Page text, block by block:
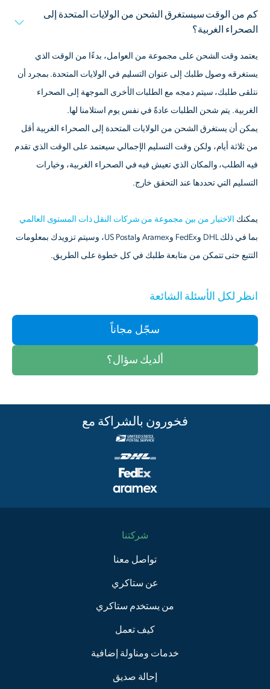
كم من الوقت سيستغرق الشحن من الولايات المتحدة إلى
الصحراء الغربية؟
يعتمد وقت الشحن على مجموعة من العوامل، بدءًا من الوقت الذي
يستغرقه وصول طلبك إلى عنوان التسليم في الولايات المتحدة. بمجرد أن
نتلقى طلبك، سيتم دمجه مع الطلبات الأخرى الموجهة إلى الصحراء
الغربية. يتم شحن الطلبات عادةً في نفس يوم استلامنا لها.
يمكن أن يستغرق الشحن من الولايات المتحدة إلى الصحراء الغربية أقل
من ثلاثة أيام، ولكن وقت التسليم الإجمالي سيعتمد على الوقت الذي تقدم
فيه الطلب، والمكان الذي تعيش فيه في الصحراء الغربية، وخيارات
التسليم التي تحددها عند التحقق خارج.
يمكنك الاختيار من بين مجموعة من شركات النقل ذات المستوى العالمي
بما في ذلك DHL وFedEx وAramex وUS Postal، وسيتم تزويدك بمعلومات
التتبع حتى تتمكن من متابعة طلبك في كل خطوة على الطريق.
انظر لكل الأسئلة الشائعة
سجّل مجاناً
ألديك سؤال؟
فخورون بالشراكة مع
شركتنا
تواصل معنا
عن ستاكري
من يستخدم ستاكري
كيف تعمل
خدمات ومناولة إضافية
إحالة صديق